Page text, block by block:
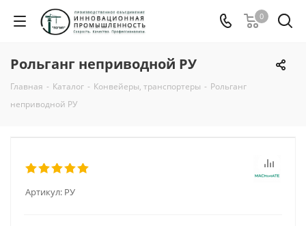
0
Рольганг неприводной РУ
Главная - Каталог - Конвейеры, транспортеры - Рольганг
неприводной РУ
Артикул: РУ